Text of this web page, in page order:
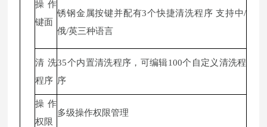
操作
键面
锈钢金属按键并配有3个快捷清洗程序 支持中/
俄/英三种语言
清洗
程序
35个内置清洗程序，可编辑100个自定义清洗程
序
操作
权限
多级操作权限管理